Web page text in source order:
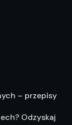
– przepisy
Odzyskaj